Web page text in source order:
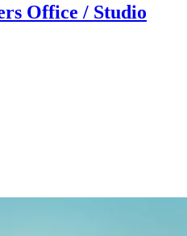
Office / Studio